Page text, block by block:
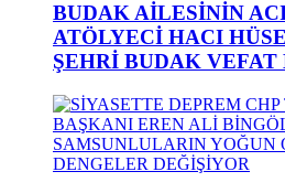
BUDAK AİLESİNİN
ATÖLYECİ HACI
ŞEHRİ BUDAK VEFAT